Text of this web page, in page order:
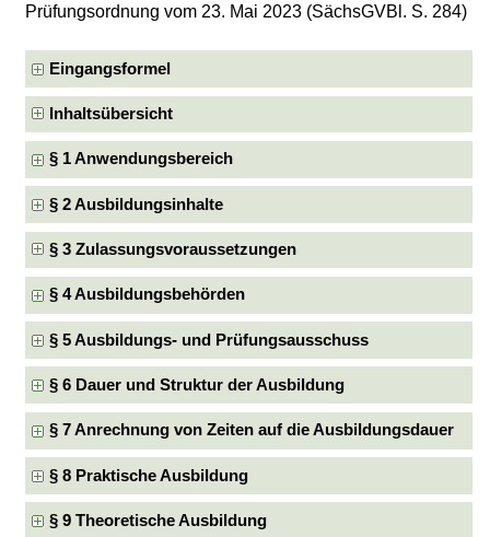
Prüfungsordnung vom 23. Mai 2023 (SächsGVBl. S. 284)
Eingangsformel
Inhaltsübersicht
§ 1 Anwendungsbereich
§ 2 Ausbildungsinhalte
§ 3 Zulassungsvoraussetzungen
§ 4 Ausbildungsbehörden
§ 5 Ausbildungs- und Prüfungsausschuss
§ 6 Dauer und Struktur der Ausbildung
§ 7 Anrechnung von Zeiten auf die Ausbildungsdauer
§ 8 Praktische Ausbildung
§ 9 Theoretische Ausbildung